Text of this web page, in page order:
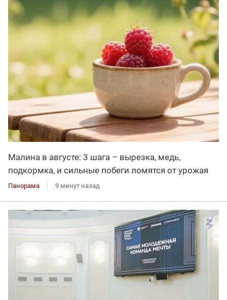
Малина в августе: 3 шага – вырезка, медь,
подкормка, и сильные побеги ломятся от урожая
Панорама 9 минут назад